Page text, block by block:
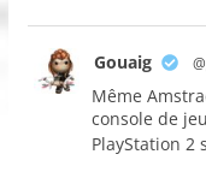
Gouaig
Même
console de
PlayStation 2